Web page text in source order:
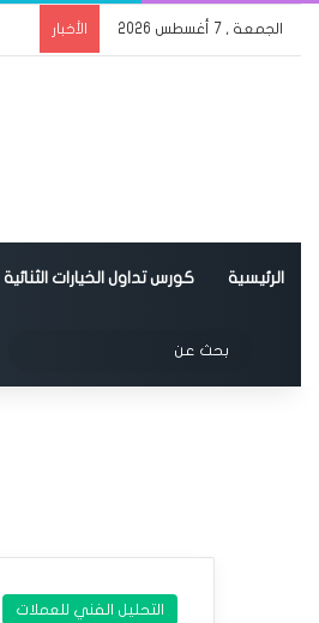
الجمعة , 7 أغسطس 2026 الأخبار
الرئيسية كورس تداول الخيارات الثنائية
الوضع المظلم
عن
التحليل الفني للعملات